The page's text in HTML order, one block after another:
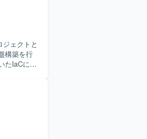
計・構
りなが
いで
したポ
領域を包
ARM
だけま
を活用し
用しなが
ェクトと
たIaCによ
ます。
望まし
Azure